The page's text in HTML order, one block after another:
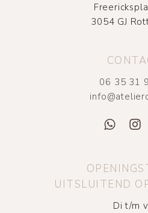
3054 GJ
06 35 31
UITSLUITEND
Di t/m